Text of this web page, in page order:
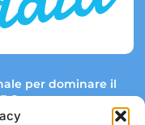
per dominare il